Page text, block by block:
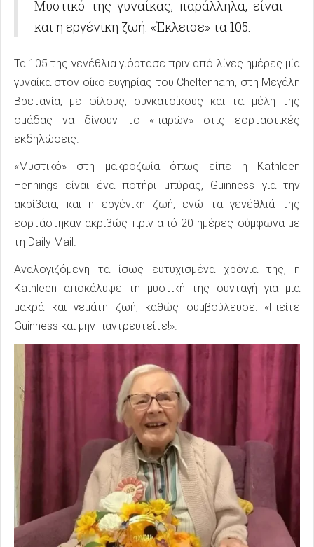
Μυστικό της γυναίκας, παράλληλα, είναι
και η εργένικη ζωή. «Έκλεισε» τα 105.
Τα 105 της γενέθλια γιόρτασε πριν από λίγες ημέρες μία
γυναίκα στον οίκο ευγηρίας του Cheltenham, στη Μεγάλη
Βρετανία, με φίλους, συγκατοίκους και τα μέλη της
ομάδας να δίνουν το «παρών» στις εορταστικές
εκδηλώσεις.
«Μυστικό» στη μακροζωία όπως είπε η Kathleen
Hennings είναι ένα ποτήρι μπύρας, Guinness για την
ακρίβεια, και η εργένικη ζωή, ενώ τα γενέθλιά της
εορτάστηκαν ακριβώς πριν από 20 ημέρες σύμφωνα με
τη Daily Mail.
Αναλογιζόμενη τα ίσως ευτυχισμένα χρόνια της, η
Kathleen αποκάλυψε τη μυστική της συνταγή για μια
μακρά και γεμάτη ζωή, καθώς συμβούλευσε: «Πιείτε
Guinness και μην παντρευτείτε!».